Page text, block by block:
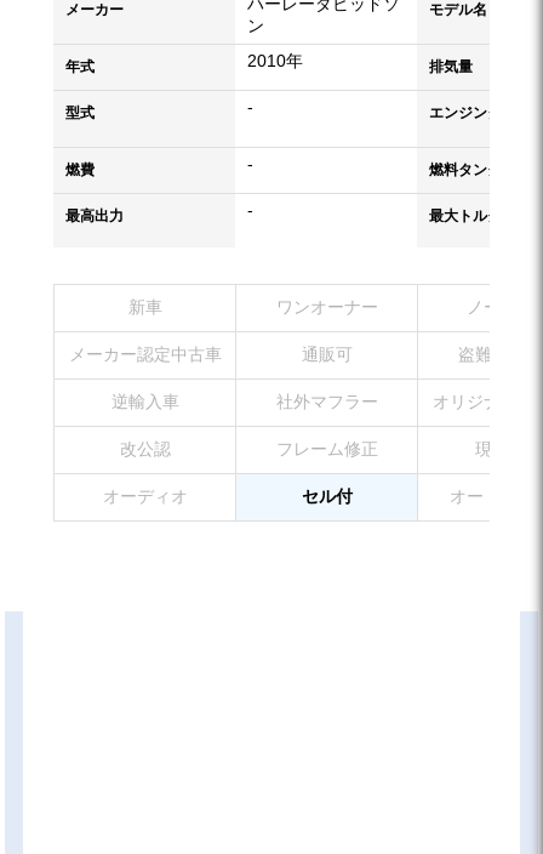
メーカー
ン
モデル名
年式 2010年 排気量
型式 - エンジンタイプ
燃費 - 燃料タンク容量
最高出力 - 最大トルク
新車 ワンオーナー ノーマル
メーカー認定中古車 通販可 盗難防止
逆輸入車 社外マフラー オリジナルペ
改公認 フレーム修正 現状販売
オーディオ セル付 オートマチ